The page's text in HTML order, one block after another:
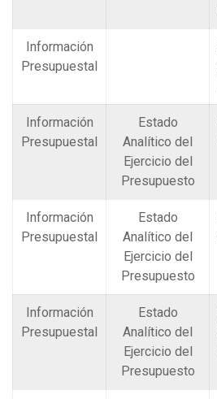
Información
Presupuestal
Información
Presupuestal
Estado
Analítico del
Ejercicio del
Presupuesto
Información
Presupuestal
Estado
Analítico del
Ejercicio del
Presupuesto
Información
Presupuestal
Estado
Analítico del
Ejercicio del
Presupuesto